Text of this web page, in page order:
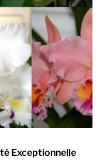
Exceptionnelle